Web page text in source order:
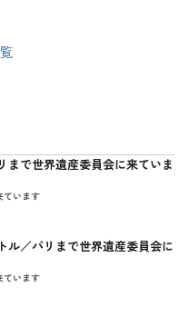
まで世界遺産委員会に来ていま
ています
ル／パリまで世界遺産委員会に
ています